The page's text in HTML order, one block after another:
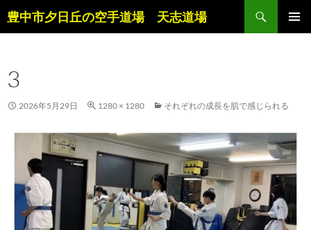
ン
ツ
へ
ス
豊中市夕日丘の空手道場 天志道場
検
索
3
2026年5月29日 1280 × 1280 それぞれの成長を肌で感じられる